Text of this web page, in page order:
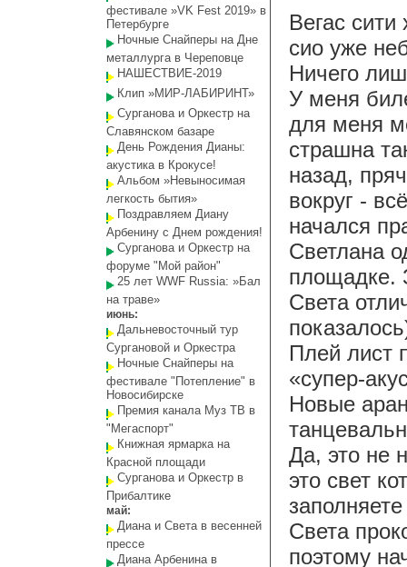
фестивале »VK Fest 2019» в
Петербурге
Ночные Снайперы на Дне
металлурга в Череповце
НАШЕСТВИЕ-2019
Клип »МИР-ЛАБИРИНТ»
Сурганова и Оркестр на
Славянском базаре
День Рождения Дианы:
акустика в Крокусе!
Альбом »Невыносимая
легкость бытия»
Поздравляем Диану
Арбенину с Днем рождения!
Сурганова и Оркестр на
форуме "Мой район"
25 лет WWF Russia: »Бал
на траве»
июнь:
Дальневосточный тур
Сургановой и Оркестра
Ночные Снайперы на
фестивале "Потепление" в
Новосибирске
Премия канала Муз ТВ в
"Мегаспорт"
Книжная ярмарка на
Красной площади
Сурганова и Оркестр в
Прибалтике
май:
Диана и Света в весенней
прессе
Диана Арбенина в
Вегас
сио уже
Ничего
У меня
для меня
страшна
назад,
вокруг -
начался
Светлана
площадке.
Света
Плей лист
«супер-
Новые
Да, это не
это свет
Света
поэтому